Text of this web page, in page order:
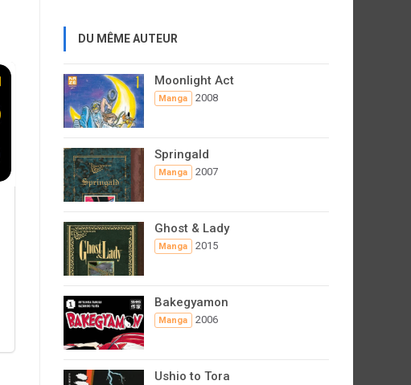
DU MÊME AUTEUR
Moonlight Act
Manga 2008
Springald
Manga 2007
Ghost & Lady
Manga 2015
Bakegyamon
Manga 2006
Ushio to Tora